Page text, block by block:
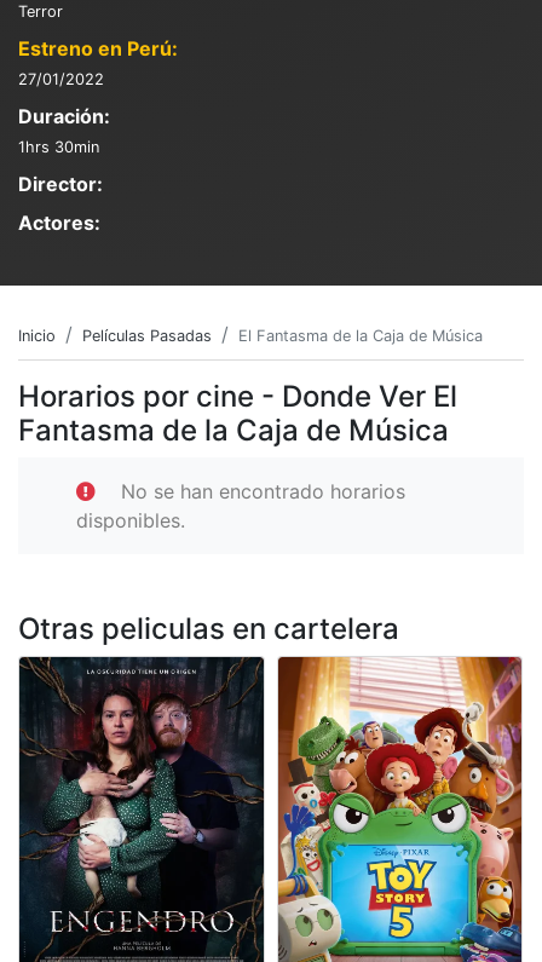
Terror
Estreno en Perú:
27/01/2022
Duración:
1hrs 30min
Director:
Actores:
Inicio Películas Pasadas El Fantasma de la Caja de Música
Horarios por cine - Donde Ver El
Fantasma de la Caja de Música
No se han encontrado horarios
disponibles.
Otras peliculas en cartelera